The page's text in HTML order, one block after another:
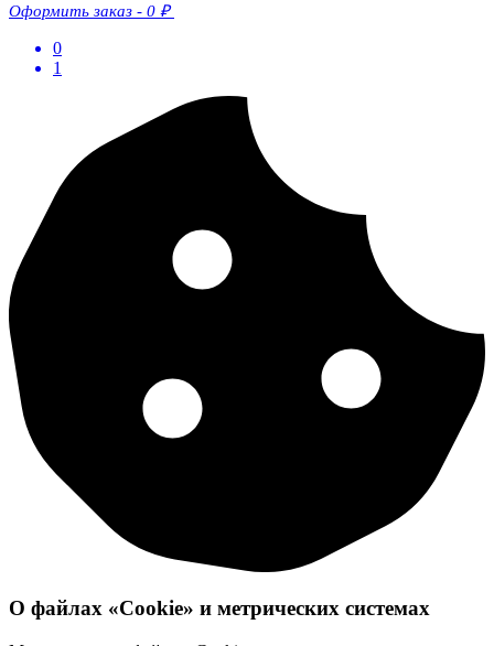
Оформить заказ - 0 ₽
0
1
О файлах «Cookie» и метрических системах